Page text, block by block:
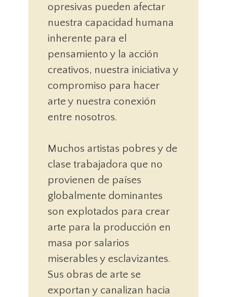
opresivas pueden afectar
nuestra capacidad humana
inherente para el
pensamiento y la acción
creativos, nuestra iniciativa y
compromiso para hacer
arte y nuestra conexión
entre nosotros.
Muchos artistas pobres y de
clase trabajadora que no
provienen de países
globalmente dominantes
son explotados para crear
arte para la producción en
masa por salarios
miserables y esclavizantes.
Sus obras de arte se
exportan y canalizan hacia